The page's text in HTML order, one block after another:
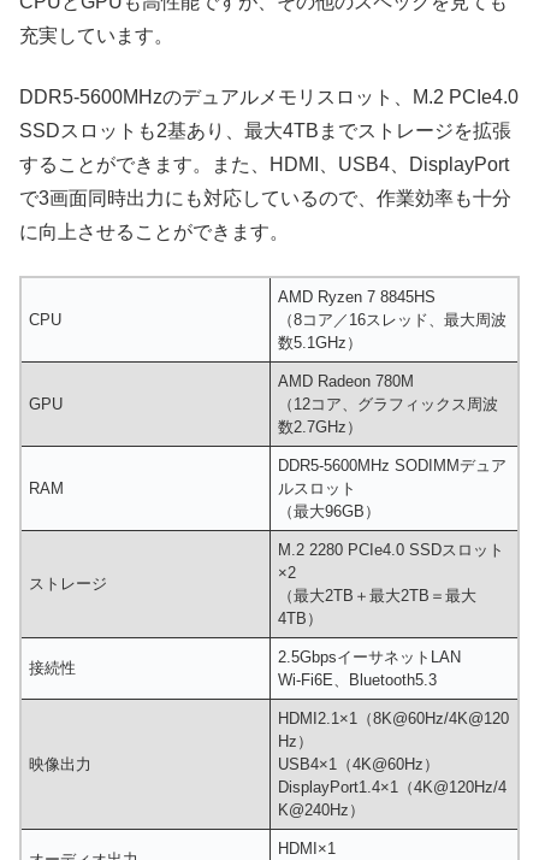
充実しています。
DDR5-5600MHzのデュアルメモリスロット、M.2 PCIe4.0
SSDスロットも2基あり、最大4TBまでストレージを拡張
することができます。また、HDMI、USB4、DisplayPort
で3画面同時出力にも対応しているので、作業効率も十分
に向上させることができます。
CPU
AMD Ryzen 7 8845HS
（8コア／16スレッド、最大周波
数5.1GHz）
GPU
AMD Radeon 780M
（12コア、グラフィックス周波
数2.7GHz）
RAM
DDR5-5600MHz SODIMMデュア
ルスロット
（最大96GB）
ストレージ
M.2 2280 PCIe4.0 SSDスロット
×2
（最大2TB＋最大2TB＝最大
4TB）
接続性
2.5GbpsイーサネットLAN
Wi-Fi6E、Bluetooth5.3
映像出力
HDMI2.1×1（8K@60Hz/4K@120
Hz）
USB4×1（4K@60Hz）
DisplayPort1.4×1（4K@120Hz/4
K@240Hz）
HDMI×1